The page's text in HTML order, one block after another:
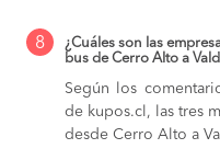
8
¿Cuáles son las
bus de Cerro Alto a
Según los
de kupos.cl, las tres
desde Cerro Alto a